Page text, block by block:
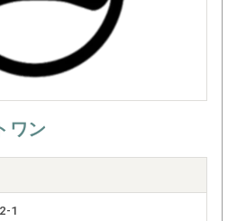
ワン
1